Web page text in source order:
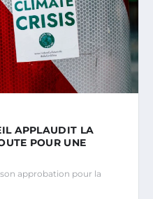
APPLAUDIT LA
POUR UNE
approbation pour la